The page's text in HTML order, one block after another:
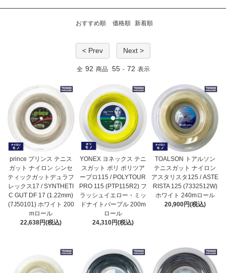
おすすめ順 価格順 新着順
< Prev Next >
全 92 商品 55 - 72 表示
prince プリンス テニス
ガット ナイロン シンセ
ティックガットデュラフ
レックス17 / SYNTHETI
C GUT DF 17 (1.22mm)
(7J50101) ホワイト 200
mロール
22,638円(税込)
YONEX ヨネックス テニ
スガット ポリ ポリツア
ープロ115 / POLYTOUR
PRO 115 (PTP115R2) フ
ラッシュイエロー・ミッ
ドナイトパープル 200m
ロール
24,310円(税込)
TOALSON トアルソン
テニスガット ナイロン
アスタリスタ125 / ASTE
RISTA 125 (7332512W)
ホワイト 240mロール
20,900円(税込)